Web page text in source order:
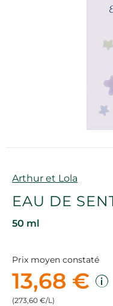
Marque
Arthur et Lola
EAU DE
50 ml
Prix moyen constaté
13,68 €
(273,60 €/L)